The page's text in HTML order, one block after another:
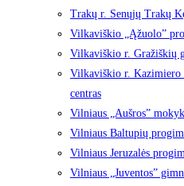
Trakų r. Senųjų Trakų
Vilkaviškio „Ąžuolo”
Vilkaviškio r. Gražiškių
Vilkaviškio r. Kazimiero
centras
Vilniaus „Aušros”
Vilniaus Baltupių
Vilniaus Jeruzalės
Vilniaus „Juventos”